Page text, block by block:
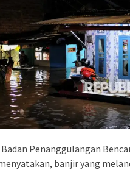
Penanggulangan
banjir yang